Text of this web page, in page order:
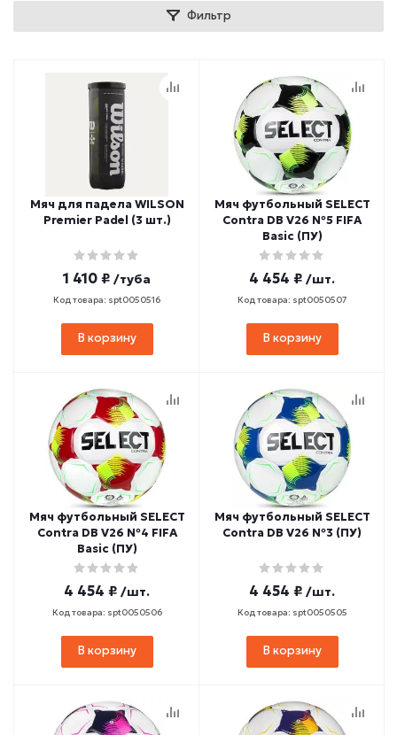
Фильтр
Мяч для падела WILSON
Premier Padel (3 шт.)
1 410 ₽ /туба
Код товара: spt0050516
В корзину
Мяч футбольный SELECT
Contra DB V26 №5 FIFA
Basic (ПУ)
4 454 ₽ /шт.
Код товара: spt0050507
В корзину
Мяч футбольный SELECT
Contra DB V26 №4 FIFA
Basic (ПУ)
4 454 ₽ /шт.
Код товара: spt0050506
В корзину
Мяч футбольный SELECT
Contra DB V26 №3 (ПУ)
4 454 ₽ /шт.
Код товара: spt0050505
В корзину